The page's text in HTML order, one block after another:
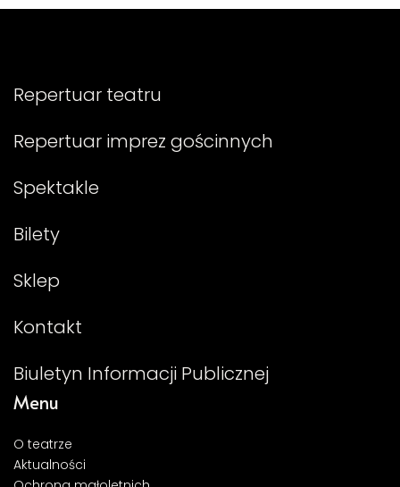
Repertuar teatru
Repertuar imprez gościnnych
Spektakle
Bilety
Sklep
Kontakt
Biuletyn Informacji Publicznej
Menu
O teatrze
Aktualności